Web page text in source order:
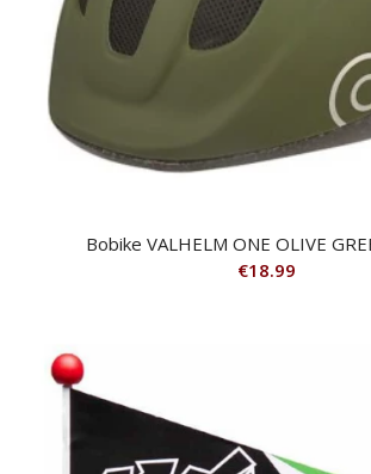
Bobike VALHELM ONE OLIVE
€18.99